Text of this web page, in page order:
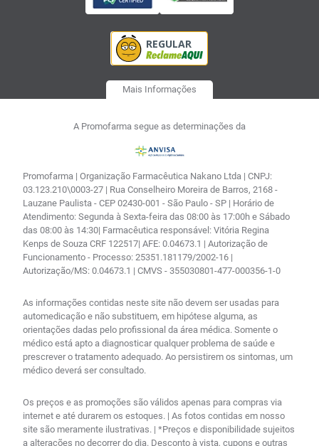
Mais Informações
A Promofarma segue as determinações da
Promofarma | Organização Farmacêutica Nakano Ltda | CNPJ:
03.123.210\0003-27 | Rua Conselheiro Moreira de Barros, 2168 -
Lauzane Paulista - CEP 02430-001 - São Paulo - SP | Horário de
Atendimento: Segunda à Sexta-feira das 08:00 às 17:00h e Sábado
das 08:00 às 14:30| Farmacêutica responsável: Vitória Regina
Kenps de Souza CRF 122517| AFE: 0.04673.1 | Autorização de
Funcionamento - Processo: 25351.181179/2002-16 |
Autorização/MS: 0.04673.1 | CMVS - 355030801-477-000356-1-0
As informações contidas neste site não devem ser usadas para
automedicação e não substituem, em hipótese alguma, as
orientações dadas pelo profissional da área médica. Somente o
médico está apto a diagnosticar qualquer problema de saúde e
prescrever o tratamento adequado. Ao persistirem os sintomas, um
médico deverá ser consultado.
Os preços e as promoções são válidos apenas para compras via
internet e até durarem os estoques. | As fotos contidas em nosso
site são meramente ilustrativas. | *Preços e disponibilidade sujeitos
a alterações no decorrer do dia. Desconto à vista, cupons e outras